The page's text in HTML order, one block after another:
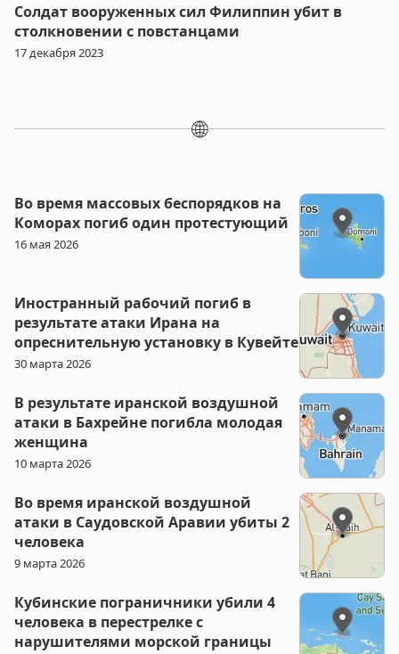
Солдат вооруженных сил Филиппин убит в
столкновении с повстанцами
17 декабря 2023
🌐
Во время массовых беспорядков на
Коморах погиб один протестующий
16 мая 2026
Иностранный рабочий погиб в
результате атаки Ирана на
опреснительную установку в Кувейте
30 марта 2026
В результате иранской воздушной
атаки в Бахрейне погибла молодая
женщина
10 марта 2026
Во время иранской воздушной
атаки в Саудовской Аравии убиты 2
человека
9 марта 2026
Кубинские пограничники убили 4
человека в перестрелке с
нарушителями морской границы